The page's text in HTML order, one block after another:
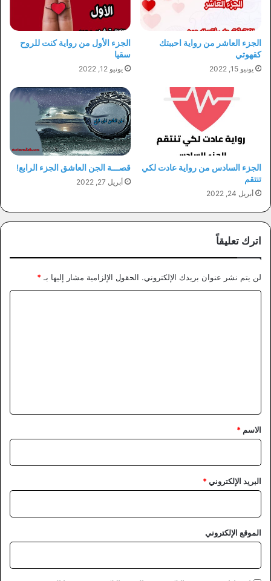
الجزء العاشر من رواية احببتك
كقهوتي
يونيو 15, 2022
الجزء الأول من رواية كنت للروح
سقيا
يونيو 12, 2022
الجزء السادس من رواية عادت لكي
تنتقم
أبريل 24, 2022
قصـــة الجن العاشق الجزء الرابع!
أبريل 27, 2022
اترك تعليقاً
لن يتم نشر عنوان بريدك الإلكتروني. الحقول الإلزامية مشار إليها بـ *
*
الاسم *
البريد الإلكتروني*
الموقع الإلكتروني